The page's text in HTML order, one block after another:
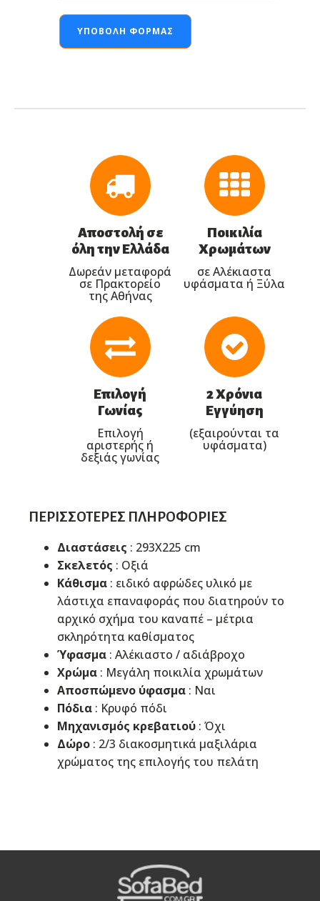
ΥΠΟΒΟΛΉ ΦΌΡΜΑΣ
Αποστολή σε
όλη την Ελλάδα
Δωρεάν μεταφορά
σε Πρακτορείο
της Αθήνας
Ποικιλία
Χρωμάτων
σε Αλέκιαστα
υφάσματα ή Ξύλα
Επιλογή
Γωνίας
Επιλογή
αριστερής ή
δεξιάς γωνίας
2 Χρόνια
Εγγύηση
(εξαιρούνται τα
υφάσματα)
ΠΕΡΙΣΣΌΤΕΡΕΣ ΠΛΗΡΟΦΟΡΊΕΣ
Διαστάσεις : 293Χ225 cm
Σκελετός : Οξιά
Κάθισμα : ειδικό αφρώδες υλικό με
λάστιχα επαναφοράς που διατηρούν το
αρχικό σχήμα του καναπέ – μέτρια
σκληρότητα καθίσματος
Ύφασμα : Αλέκιαστo / αδιάβροχo
Χρώμα : Μεγάλη ποικιλία χρωμάτων
Αποσπώμενο ύφασμα : Ναι
Πόδια : Κρυφό πόδι
Μηχανισμός κρεβατιού : Όχι
Δώρο : 2/3 διακοσμητικά μαξιλάρια
χρώματος της επιλογής του πελάτη